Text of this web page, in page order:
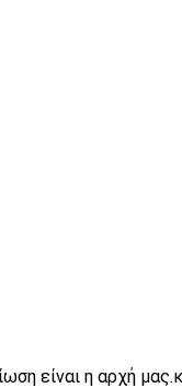
είναι η αρχή